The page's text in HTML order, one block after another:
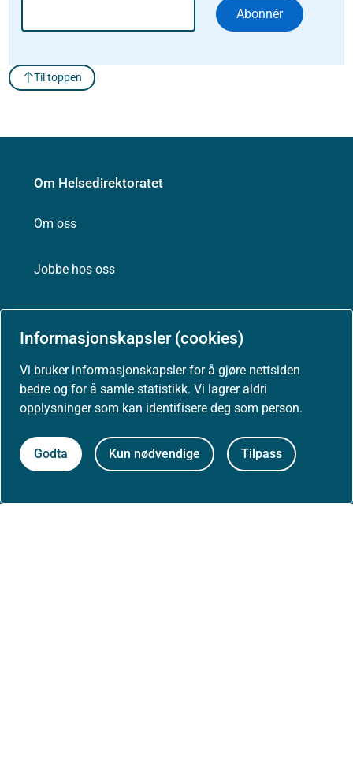
Informasjonskapsler (cookies)
Vi bruker informasjonskapsler for å gjøre nettsiden
bedre og for å samle statistikk. Vi lagrer aldri
opplysninger som kan identifisere deg som person.
Godta Kun nødvendige Tilpass
Abonnér
Til toppen
Om Helsedirektoratet
Om oss
Jobbe hos oss
Kontakt oss
Postadresse:
Helsedirektoratet
Postboks 220, Skøyen
0213 Oslo